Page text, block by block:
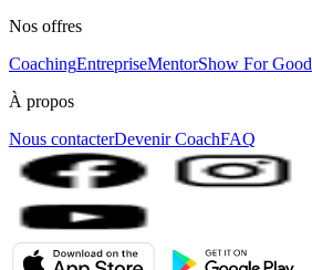
Nos offres
CoachingEntrepriseMentorShow For Good
À propos
Nous contacterDevenir CoachFAQ